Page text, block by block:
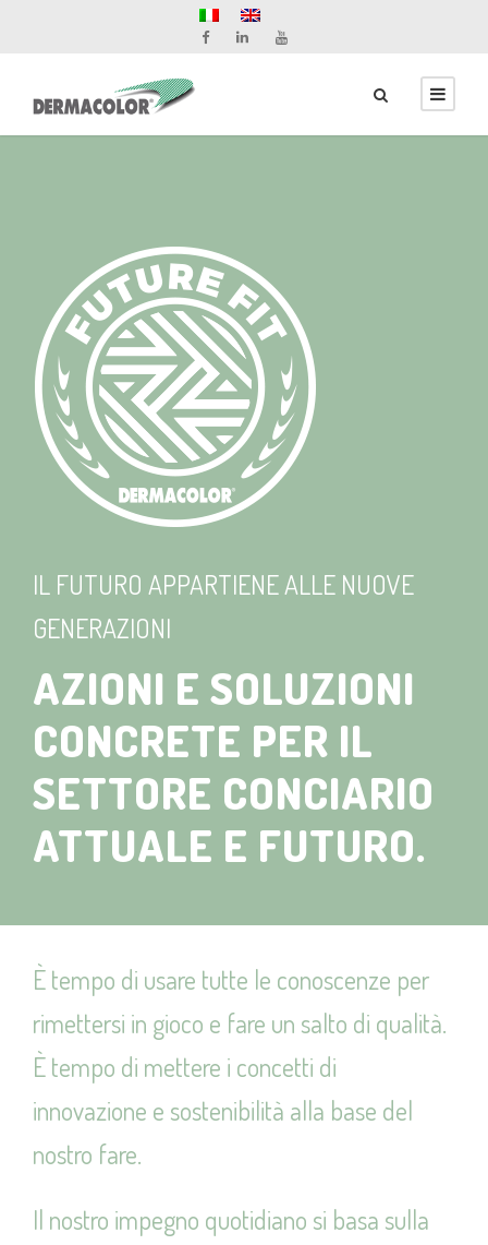
IL FUTURO APPARTIENE ALLE NUOVE
GENERAZIONI
AZIONI E SOLUZIONI
CONCRETE PER IL
SETTORE CONCIARIO
ATTUALE E FUTURO.
È tempo di usare tutte le conoscenze per
rimettersi in gioco e fare un salto di qualità.
È tempo di mettere i concetti di
innovazione e sostenibilità alla base del
nostro fare.
Il nostro impegno quotidiano si basa sulla